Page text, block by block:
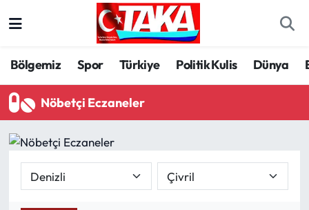
Bölgemiz Spor Türkiye Politik Kulis Dünya
Nöbetçi Eczaneler
Spor
Türkiye
Politika
Trabzon Hava Durumu
Trabzon Trafik Yoğunluk Haritası
Tüm Manşetler